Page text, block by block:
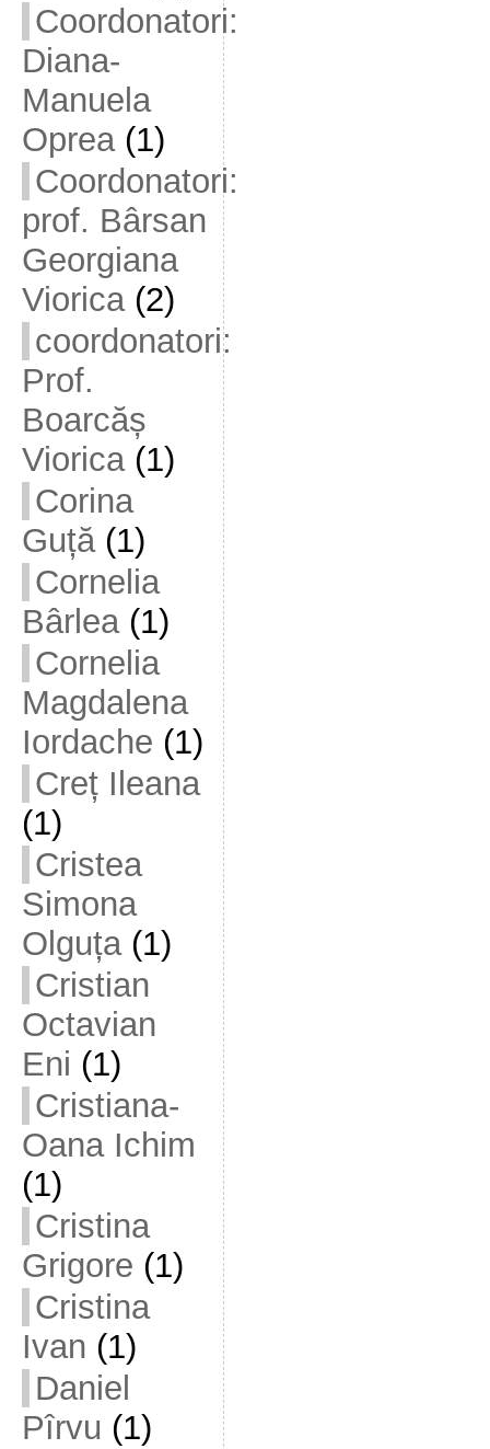
Coordonatori:
Diana-
Manuela
Oprea(1)
Coordonatori:
prof. Bârsan
Georgiana
Viorica(2)
coordonatori:
Prof.
Boarcăș
Viorica(1)
Corina
Guță(1)
Cornelia
Bârlea(1)
Cornelia
Magdalena
Iordache (1)
Creț Ileana
(1)
Cristea
Simona
Olguța(1)
Cristian
Octavian
Eni (1)
Cristiana-
Oana Ichim
(1)
Cristina
Grigore (1)
Cristina
Ivan (1)
Daniel
Pîrvu (1)